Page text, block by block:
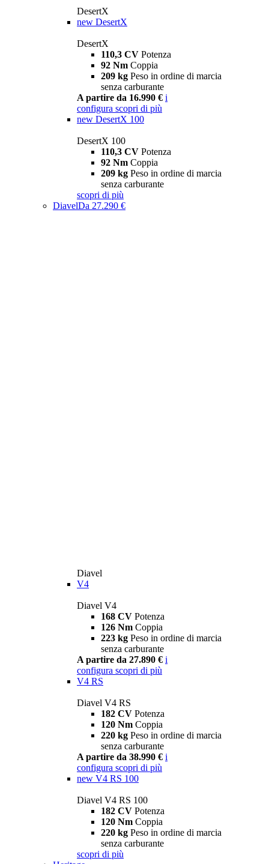
DesertX
new DesertX
DesertX
110,3 CV Potenza
92 Nm Coppia
209 kg Peso in ordine di marcia
senza carburante
A partire da 16.990 € i
configura scopri di più
new DesertX 100
DesertX 100
110,3 CV Potenza
92 Nm Coppia
209 kg Peso in ordine di marcia
senza carburante
scopri di più
DiavelDa 27.290 €
Diavel
V4
Diavel V4
168 CV Potenza
126 Nm Coppia
223 kg Peso in ordine di marcia
senza carburante
A partire da 27.890 € i
configura scopri di più
V4 RS
Diavel V4 RS
182 CV Potenza
120 Nm Coppia
220 kg Peso in ordine di marcia
senza carburante
A partire da 38.990 € i
configura scopri di più
new V4 RS 100
Diavel V4 RS 100
182 CV Potenza
120 Nm Coppia
220 kg Peso in ordine di marcia
senza carburante
scopri di più